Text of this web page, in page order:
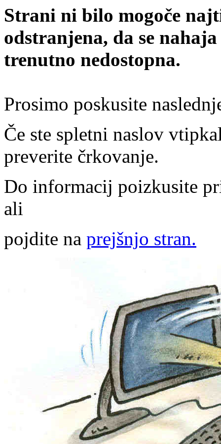
Strani ni bilo mogoče
odstranjena, da se
trenutno nedostopna.
Prosimo poskusite
Če ste spletni naslov
preverite črkovanje.
Do informacij poizkusite
ali
pojdite na prejšnjo stran.